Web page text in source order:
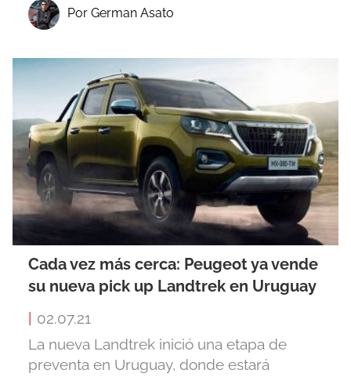
Por German Asato
Cada vez más cerca: Peugeot ya vende
su nueva pick up Landtrek en Uruguay
02.07.21
La nueva Landtrek inició una etapa de
preventa en Uruguay, donde estará